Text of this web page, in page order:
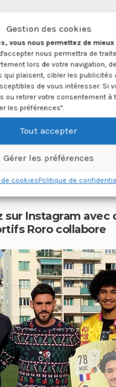
Gestion des cookies
vous nous permettez de
nous permettra de
lors de votre navigation,
qui plaisent, cibler les publicités
de vous intéresser. Si
ou retirer votre consentement à
les préférences".
Tout accepter
Gérer les préférences
de cookiesPolitique de
&
LES RÉSULTATS
SPORTIFS
TOURS, LES
LE
sur Instagram avec
Roro collabore